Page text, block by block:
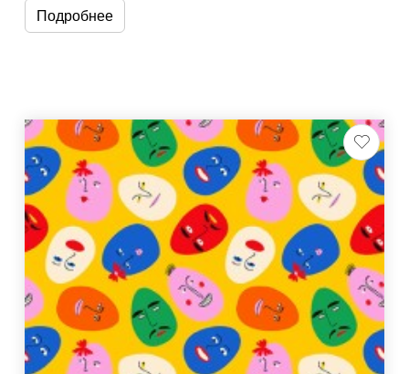
Подробнее